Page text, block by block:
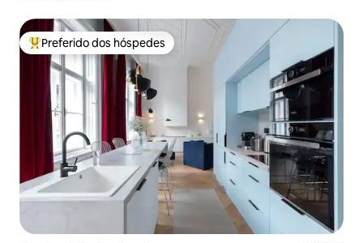
Entre os melhores preferidos dos hóspedes
Preferido dos hóspedes